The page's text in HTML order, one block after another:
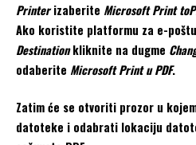
Printerizaberite Microsoft Print
Ako koristite platformu za e-
Destinationkliknite na dugme
odaberite Microsoft Print u PDF.
Zatim će se otvoriti prozor u
datoteke i odabrati lokaciju